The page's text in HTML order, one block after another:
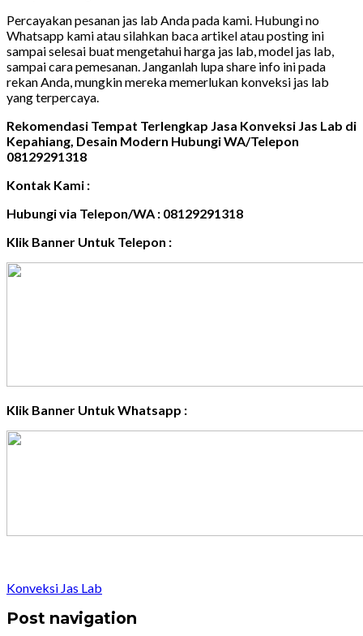
Percayakan pesanan jas lab Anda pada kami. Hubungi no
Whatsapp kami atau silahkan baca artikel atau posting ini
sampai selesai buat mengetahui harga jas lab, model jas lab,
sampai cara pemesanan. Janganlah lupa share info ini pada
rekan Anda, mungkin mereka memerlukan konveksi jas lab
yang terpercaya.
Rekomendasi Tempat Terlengkap Jasa Konveksi Jas Lab di
Kepahiang, Desain Modern Hubungi WA/Telepon
08129291318
Kontak Kami :
Hubungi via Telepon/WA : 08129291318
Klik Banner Untuk Telepon :
Klik Banner Untuk Whatsapp :
Konveksi Jas Lab
Post navigation